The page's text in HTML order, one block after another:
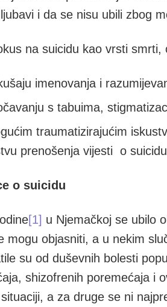
i da se nisu ubili zbog
na suicidu kao vrsti
imenovanja i
s tabuima,
traumatizirajućim
prenošenja vijesti o
o suicidu
[1] u Njemačkoj se ubilo
mogu objasniti, a u nekim
su od duševnih bolesti
shizofrenih poremećaja i
a za druge se ni